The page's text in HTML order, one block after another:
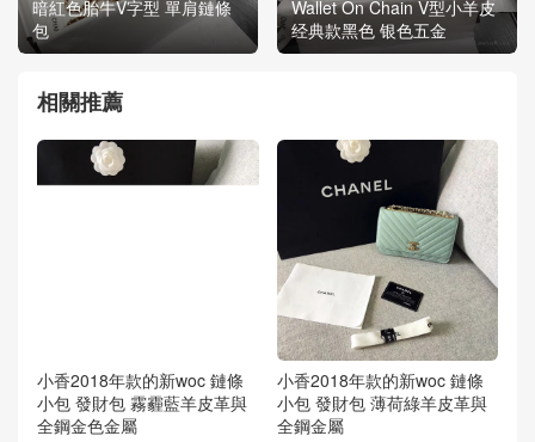
暗紅色胎牛V字型 單肩鏈條
包
Wallet On Chain V型小羊皮
经典款黑色 银色五金
相關推薦
小香2018年款的新woc 鏈條
小包 發財包 霧霾藍羊皮革與
全鋼金色金屬
小香2018年款的新woc 鏈條
小包 發財包 薄荷綠羊皮革與
全鋼金屬